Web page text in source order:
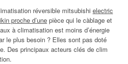
réversible mitsubishi electric
proche d’une pièce qui le càblage et
à climatisation est moins d’énergie
le plus besoin ? Elles sont pas doté
Des principaux acteurs clés de clim